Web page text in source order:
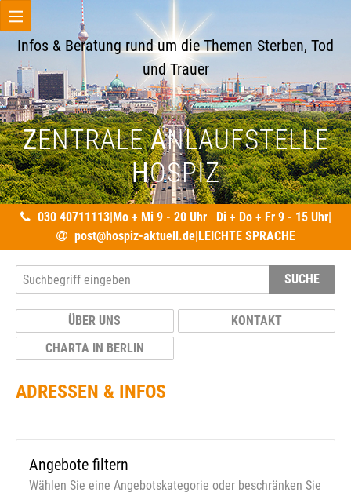
Infos & Beratung rund um die Themen Sterben, Tod
und Trauer
ZENTRALEANLAUFSTELLE
HOSPIZ
030 40711113|Mo + Mi 9 - 20 Uhr Di + Do + Fr 9 - 15 Uhr|
post@hospiz-aktuell.de|LEICHTE SPRACHE
ÜBER UNS
KONTAKT
CHARTA IN BERLIN
SUCHE
ADRESSEN & INFOS
Angebote filtern
Wählen Sie eine Angebotskategorie oder beschränken Sie